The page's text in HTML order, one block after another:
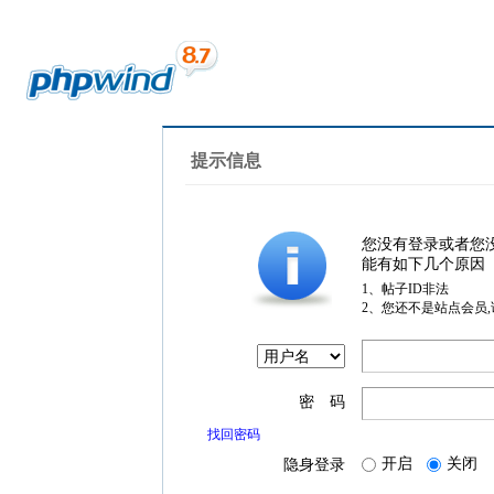
提示信息
您没有登录或者您
能有如下几个原因
1、帖子ID非法
2、您还不是站点会员
密 码
找回密码
隐身登录 开启 关闭